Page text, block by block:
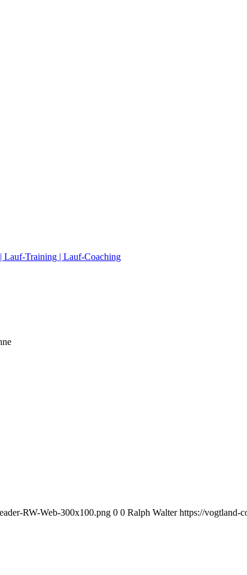
Lauf-Training | Lauf-Coaching
RW-Web-300x100.png 0 0 Ralph Walter https://vogtland-